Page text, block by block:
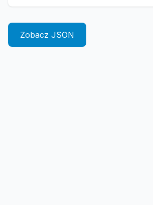
Zobacz JSON